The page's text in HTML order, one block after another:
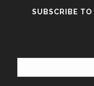
SUBSCRIBE TO